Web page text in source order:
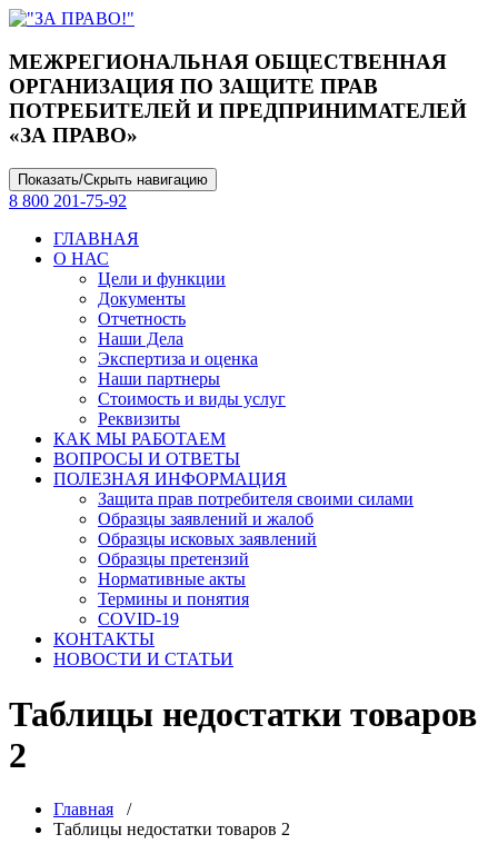
МЕЖРЕГИОНАЛЬНАЯ ОБЩЕСТВЕННАЯ
ОРГАНИЗАЦИЯ ПО ЗАЩИТЕ ПРАВ
ПОТРЕБИТЕЛЕЙ И ПРЕДПРИНИМАТЕЛЕЙ
«ЗА ПРАВО»
Показать/Скрыть навигацию
8 800 201-75-92
ГЛАВНАЯ
О НАС
Цели и функции
Документы
Отчетность
Наши Дела
Экспертиза и оценка
Наши партнеры
Стоимость и виды услуг
Реквизиты
КАК МЫ РАБОТАЕМ
ВОПРОСЫ И ОТВЕТЫ
ПОЛЕЗНАЯ ИНФОРМАЦИЯ
Защита прав потребителя своими силами
Образцы заявлений и жалоб
Образцы исковых заявлений
Образцы претензий
Нормативные акты
Термины и понятия
COVID-19
КОНТАКТЫ
НОВОСТИ И СТАТЬИ
Таблицы недостатки товаров
2
Главная /
Таблицы недостатки товаров 2